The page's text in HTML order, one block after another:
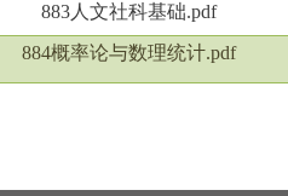
883人文社科基础.pdf
884概率论与数理统计.pdf